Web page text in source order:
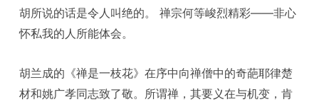
胡所说的话是令人叫绝的。 禅宗何等峻烈精彩——非心
怀私我的人所能体会。
胡兰成的《禅是一枝花》在序中向禅僧中的奇葩耶律楚
材和姚广孝同志致了敬。所谓禅，其要义在与机变，肯